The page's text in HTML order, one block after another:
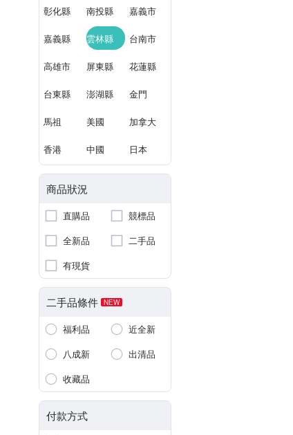
彰化縣 南投縣 嘉義市
嘉義縣 雲林縣 台南市
高雄市 屏東縣 花蓮縣
台東縣 澎湖縣 金門
馬祖 美國 加拿大
香港 中國 日本
商品狀況
直購品
競標品
全新品
二手品
有現貨
二手品條件 NEW
福利品
近全新
八成新
出清品
收藏品
付款方式